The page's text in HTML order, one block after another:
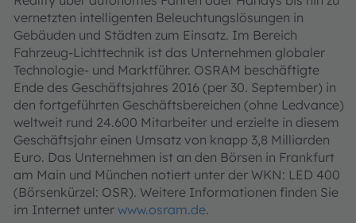
vernetzten intelligenten Beleuchtungslösungen in
Gebäuden und Städten zum Einsatz. Im Bereich
Fahrzeug-Lichttechnik ist das Unternehmen globaler
Technologie- und Marktführer. OSRAM beschäftigte
Ende des Geschäftsjahres 2016 (per 30. September) in
den fortgeführten Geschäftsbereichen (ohne Ledvance)
weltweit rund 24.600 Mitarbeiter und erzielte in diesem
Geschäftsjahr einen Umsatz von knapp 3,8 Milliarden
Euro. Das Unternehmen ist an den Börsen in Frankfurt
am Main und München notiert unter der WKN: LED 400
(Börsenkürzel: OSR). Weitere Informationen finden Sie
im Internet unter www.osram.de.